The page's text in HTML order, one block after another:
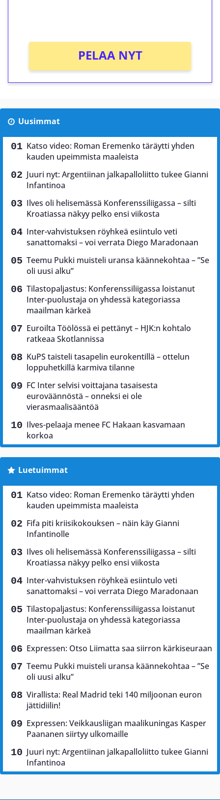
PELAA NYT
Uusimmat
Katso video: Roman Eremenko täräytti yhden
kauden upeimmista maaleista
Juuri nyt: Argentiinan jalkapalloliitto tukee Gianni
Infantinoa
Ilves oli helisemässä Konferenssiliigassa – silti
Kroatiassa näkyy pelko ensi viikosta
Inter-vahvistuksen röyhkeä esiintulo veti
sanattomaksi – voi verrata Diego Maradonaan
Teemu Pukki muisteli uransa käännekohtaa – ”Se
oli uusi alku”
Tilastopaljastus: Konferenssiliigassa loistanut
Inter-puolustaja on yhdessä kategoriassa
maailman kärkeä
Euroilta Töölössä ei pettänyt – HJK:n kohtalo
ratkeaa Skotlannissa
KuPS taisteli tasapelin eurokentillä – ottelun
loppuhetkillä karmiva tilanne
FC Inter selvisi voittajana tasaisesta
euroväännöstä – onneksi ei ole
vierasmaalisääntöä
Ilves-pelaaja menee FC Hakaan kasvamaan
korkoa
Luetuimmat
Katso video: Roman Eremenko täräytti yhden
kauden upeimmista maaleista
Fifa piti kriisikokouksen – näin käy Gianni
Infantinolle
Ilves oli helisemässä Konferenssiliigassa – silti
Kroatiassa näkyy pelko ensi viikosta
Inter-vahvistuksen röyhkeä esiintulo veti
sanattomaksi – voi verrata Diego Maradonaan
Tilastopaljastus: Konferenssiliigassa loistanut
Inter-puolustaja on yhdessä kategoriassa
maailman kärkeä
Expressen: Otso Liimatta saa siirron kärkiseuraan
Teemu Pukki muisteli uransa käännekohtaa – ”Se
oli uusi alku”
Virallista: Real Madrid teki 140 miljoonan euron
jättidiilin!
Expressen: Veikkausliigan maalikuningas Kasper
Paananen siirtyy ulkomaille
Juuri nyt: Argentiinan jalkapalloliitto tukee Gianni
Infantinoa